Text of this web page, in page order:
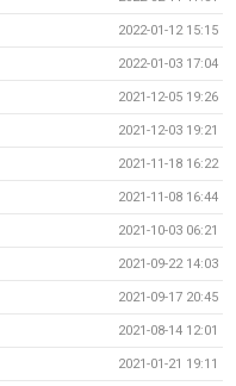
2022-01-12 15:15
2022-01-03 17:04
2021-12-05 19:26
2021-12-03 19:21
2021-11-18 16:22
2021-11-08 16:44
2021-10-03 06:21
2021-09-22 14:03
2021-09-17 20:45
2021-08-14 12:01
2021-01-21 19:11